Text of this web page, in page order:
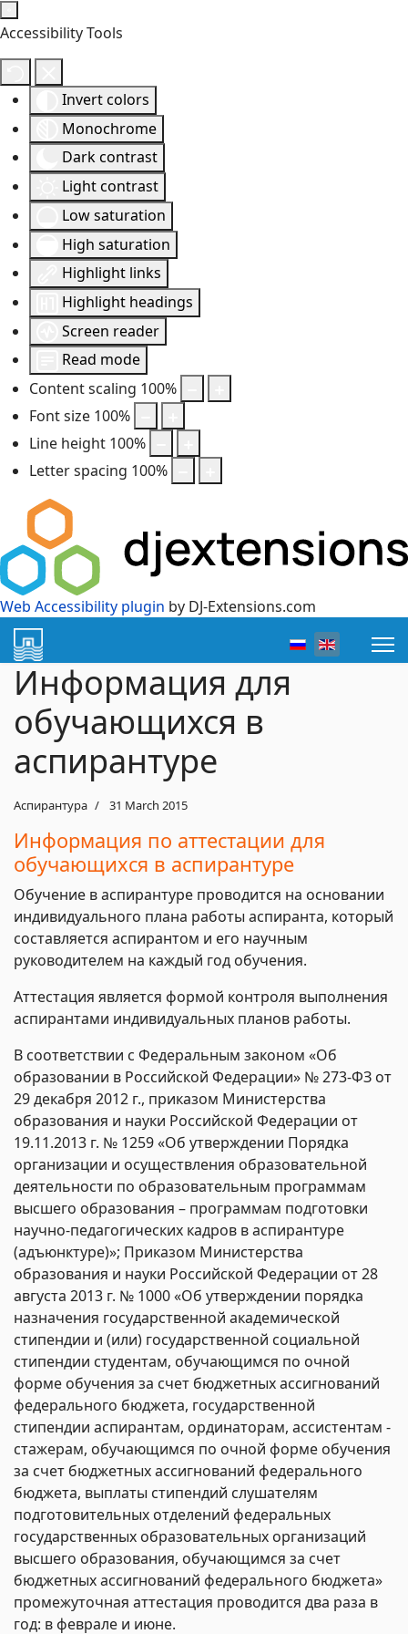
Accessibility Tools
Invert colors
Monochrome
Dark contrast
Light contrast
Low saturation
High saturation
Highlight links
Highlight headings
Screen reader
Read mode
Content scaling 100%
Font size 100%
Line height 100%
Letter spacing 100%
Web Accessibility plugin by DJ-Extensions.com
Select your
Информация для
обучающихся в
аспирантуре
Аспирантура 31 March 2015
Информация по аттестации для
обучающихся в аспирантуре
Обучение в аспирантуре проводится на основании
индивидуального плана работы аспиранта, который
составляется аспирантом и его научным
руководителем на каждый год обучения.
Аттестация является формой контроля выполнения
аспирантами индивидуальных планов работы.
В соответствии с Федеральным законом «Об
образовании в Российской Федерации» № 273-ФЗ от
29 декабря 2012 г., приказом Министерства
образования и науки Российской Федерации от
19.11.2013 г. № 1259 «Об утверждении Порядка
организации и осуществления образовательной
деятельности по образовательным программам
высшего образования – программам подготовки
научно-педагогических кадров в аспирантуре
(адъюнктуре)»; Приказом Министерства
образования и науки Российской Федерации от 28
августа 2013 г. № 1000 «Об утверждении порядка
назначения государственной академической
стипендии и (или) государственной социальной
стипендии студентам, обучающимся по очной
форме обучения за счет бюджетных ассигнований
федерального бюджета, государственной
стипендии аспирантам, ординаторам, ассистентам -
стажерам, обучающимся по очной форме обучения
за счет бюджетных ассигнований федерального
бюджета, выплаты стипендий слушателям
подготовительных отделений федеральных
государственных образовательных организаций
высшего образования, обучающимся за счет
бюджетных ассигнований федерального бюджета»
промежуточная аттестация проводится два раза в
год: в феврале и июне.